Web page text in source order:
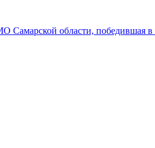
Самарской области, победившая